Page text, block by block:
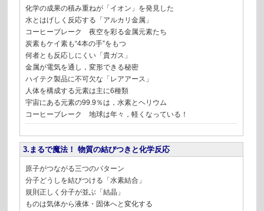
化学の成果の積み重ねが「イオン」を発見した
水とはげしく反応する「アルカリ金属」
コーヒーブレーク 夜空を彩る金属元素たち
炭素もケイ素も“4本の手”をもつ
何者とも反応しにくい「貴ガス」
金属が電気を通し，変形できる秘密
ハイテク製品に不可欠な「レアアース」
人体を構成する元素は主に6種類
宇宙にある元素の99.9％は，水素とヘリウム
コーヒーブレーク 地球は年々，軽くなっている！
3.まるで魔法！ 物質の結びつきと化学反応
原子がつながる三つのパターン
分子どうしを結びつける「水素結合」
規則正しく分子が並ぶ「結晶」
ものは気体から液体・固体へと変化する